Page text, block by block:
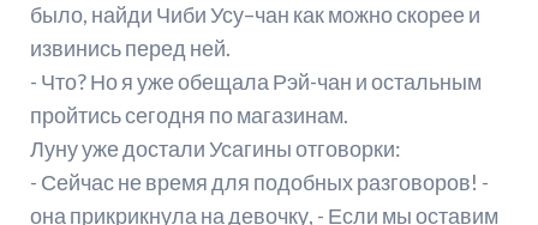
было, найди Чиби Усу–чан как можно скорее и
извинись перед ней.
- Что? Но я уже обещала Рэй-чан и остальным
пройтись сегодня по магазинам.
Луну уже достали Усагины отговорки:
- Сейчас не время для подобных разговоров! -
она прикрикнула на девочку, - Если мы оставим